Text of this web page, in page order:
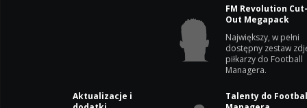
FM Revolution
Out Megapack
Największy, w pełni
dostępny zestaw
piłkarzy do Football
Managera.
Aktualizacje i
Talenty do